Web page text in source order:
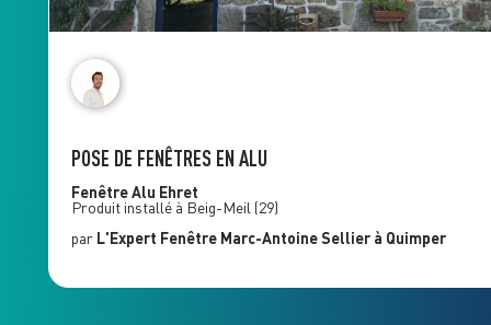
POSE DE FENÊTRES EN ALU
Fenêtre Alu Ehret
Produit installé à Beig-Meil (29)
par L'Expert Fenêtre Marc-Antoine Sellier à Quimper